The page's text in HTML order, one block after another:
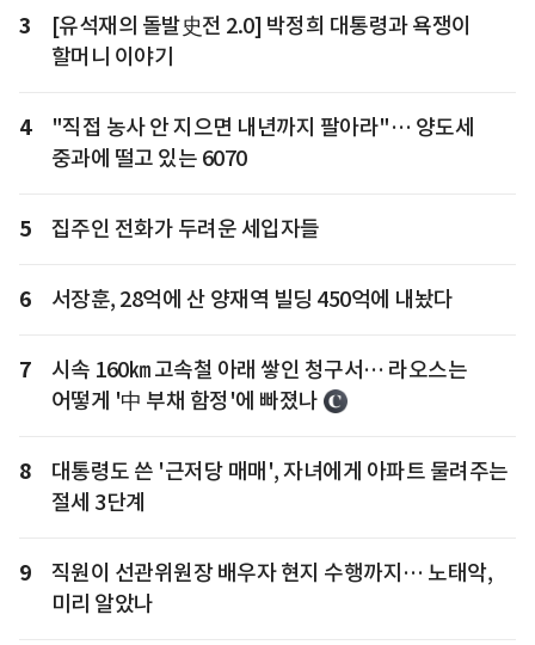
3
[유석재의 돌발史전 2.0] 박정희 대통령과 욕쟁이
할머니 이야기
4
"직접 농사 안 지으면 내년까지 팔아라"… 양도세
중과에 떨고 있는 6070
5 집주인 전화가 두려운 세입자들
6 서장훈, 28억에 산 양재역 빌딩 450억에 내놨다
7
시속 160㎞ 고속철 아래 쌓인 청구서… 라오스는
어떻게 '中 부채 함정'에 빠졌나
8
대통령도 쓴 '근저당 매매', 자녀에게 아파트 물려주는
절세 3단계
9
직원이 선관위원장 배우자 현지 수행까지… 노태악,
미리 알았나